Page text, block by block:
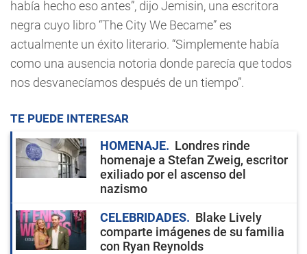
había hecho eso antes”, dijo Jemisin, una escritora
negra cuyo libro “The City We Became” es
actualmente un éxito literario. “Simplemente había
como una ausencia notoria donde parecía que todos
nos desvanecíamos después de un tiempo”.
TE PUEDE INTERESAR
HOMENAJE
Londres rinde
homenaje a Stefan Zweig, escritor
exiliado por el ascenso del
nazismo
CELEBRIDADES
Blake Lively
comparte imágenes de su familia
con Ryan Reynolds